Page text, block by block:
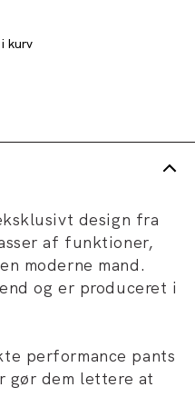
kurv
design fra
af funktioner,
moderne mand.
og er produceret i
performance pants
gør dem lettere at